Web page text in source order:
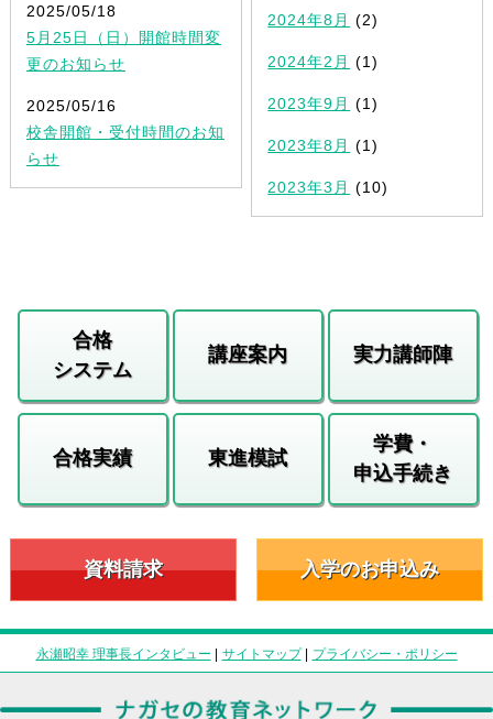
2025/05/18
5月25日（日）開館時間変
更のお知らせ
2025/05/16
校舎開館・受付時間のお知
らせ
2024年8月 (2)
2024年2月 (1)
2023年9月 (1)
2023年8月 (1)
2023年3月 (10)
合格
システム
講座案内 実力講師陣
合格実績 東進模試
学費・
申込手続き
資料請求 入学のお申込み
永瀬昭幸 理事長インタビュー | サイトマップ| プライバシー・ポリシー